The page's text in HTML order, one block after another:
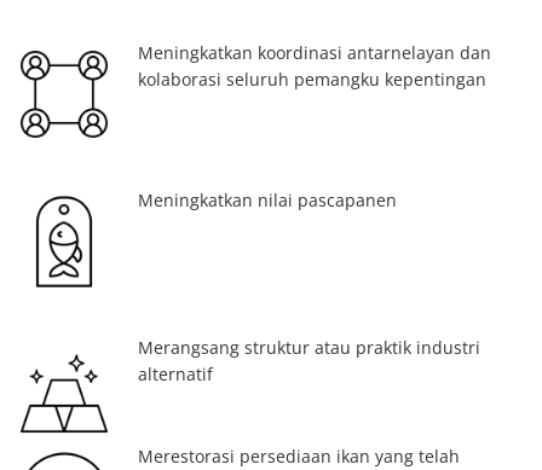
Meningkatkan koordinasi antarnelayan dan
kolaborasi seluruh pemangku kepentingan
Meningkatkan nilai pascapanen
Merangsang struktur atau praktik industri
alternatif
Merestorasi persediaan ikan yang telah